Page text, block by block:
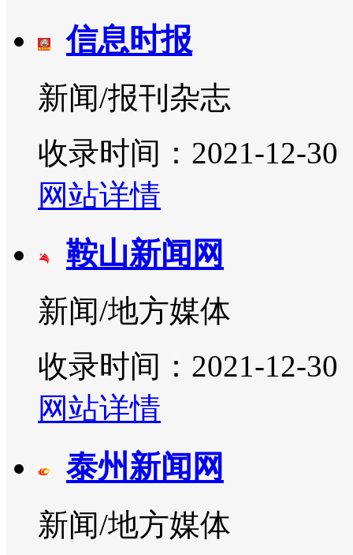
信息时报
新闻/报刊杂志
收录时间：2021-12-30
网站详情
鞍山新闻网
新闻/地方媒体
收录时间：2021-12-30
网站详情
泰州新闻网
新闻/地方媒体